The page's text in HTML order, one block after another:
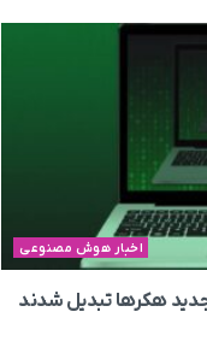
اخبار هوش مصنوعی
هکرها تبدیل شدند